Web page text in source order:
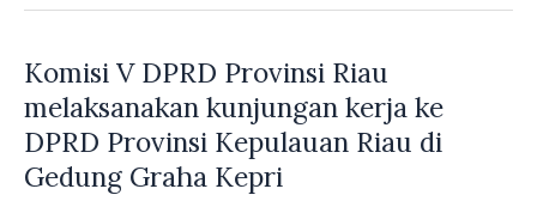
Komisi V DPRD Provinsi Riau
melaksanakan kunjungan kerja ke
DPRD Provinsi Kepulauan Riau di
Gedung Graha Kepri